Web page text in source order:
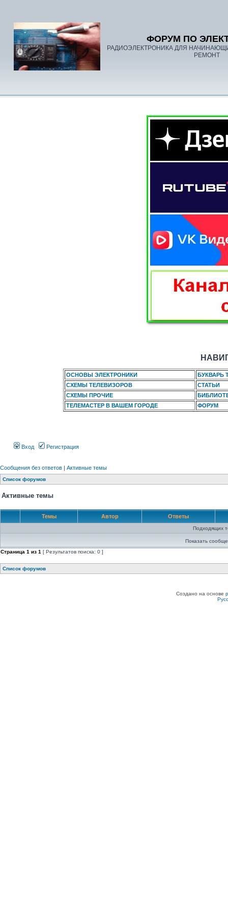
ФОРУМ ПО
РАДИОЭЛЕКТРОНИКА ДЛЯ
РЕМОНТ
ОСНОВЫ ЭЛЕКТРОНИКИ
БУКВАРЬ
СХЕМЫ ТЕЛЕВИЗОРОВ
СТАТЬИ
СХЕМЫ ПРОЧИЕ
ТЕЛЕМАСТЕР В ВАШЕМ ГОРОДЕ
ФОРУМ
Вход Регистрация
Сообщения без ответов | Активные темы
Список форумов
Активные темы
Темы Автор Ответы
Подходящих
Показать
Страница 1 из 1 [ Результатов поиска: 0 ]
Список форумов
Создано на основе